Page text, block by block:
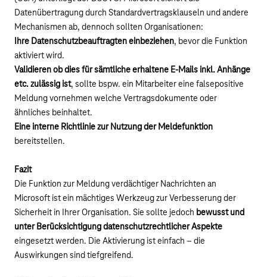
Datenübertragung durch Standardvertragsklauseln und andere
Mechanismen ab, dennoch sollten Organisationen:
Ihre Datenschutzbeauftragten einbeziehen, bevor die Funktion
aktiviert wird.
Validieren ob dies für sämtliche erhaltene E-Mails inkl. Anhänge
etc. zulässig ist, sollte bspw. ein Mitarbeiter eine falsepositive
Meldung vornehmen welche Vertragsdokumente oder
ähnliches beinhaltet.
Eine interne Richtlinie zur Nutzung der Meldefunktion
bereitstellen.
Fazit
Die Funktion zur Meldung verdächtiger Nachrichten an
Microsoft ist ein mächtiges Werkzeug zur Verbesserung der
Sicherheit in Ihrer Organisation. Sie sollte jedoch bewusst und
unter Berücksichtigung datenschutzrechtlicher Aspekte
eingesetzt werden. Die Aktivierung ist einfach – die
Auswirkungen sind tiefgreifend.